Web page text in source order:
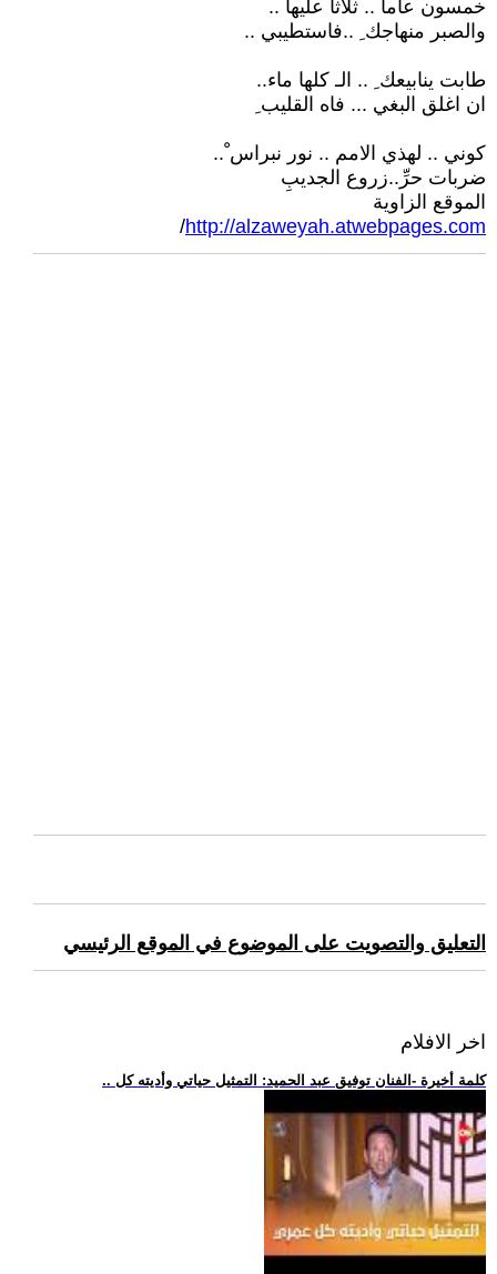
خمسون عاما .. ثلاثا عليها ..
والصبر منهاجك ِ ..فاستطيبي ..
طابت ينابيعك ِ .. الـ كلها ماء..
ان اغلق البغي ... فاه القليب ِ
كوني .. لهذي الامم .. نور نبراس ْ..
ضربات حرِّ..زروع الجديبِ
الموقع الزاوية
http://alzaweyah.atwebpages.com
/
التعليق والتصويت على الموضوع في الموقع الرئيسي
اخر الافلام
.. كلمة أخيرة -الفنان توفيق عبد الحميد: التمثيل حياتي وأديته كل